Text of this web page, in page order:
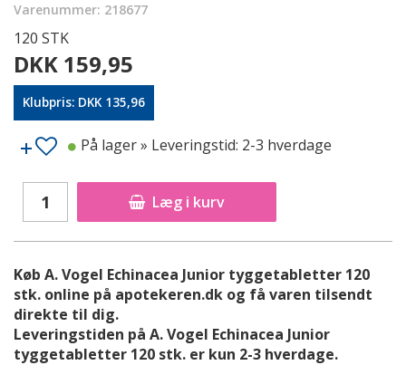
Varenummer: 218677
120 STK
DKK 159,95
Klubpris: DKK 135,96
Læg i kurv
På lager» Leveringstid: 2-3 hverdage
Køb A. Vogel Echinacea Junior tyggetabletter 120
stk. online på apotekeren.dk og få varen tilsendt
direkte til dig.
Leveringstiden på A. Vogel Echinacea Junior
tyggetabletter 120 stk. er kun 2-3 hverdage.